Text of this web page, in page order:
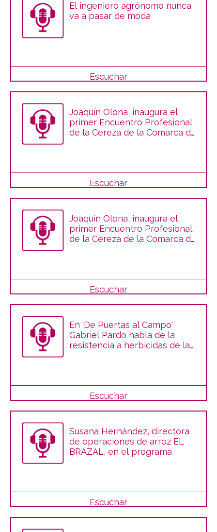
El ingeniero agrónomo nunca
va a pasar de moda
Escuchar
Joaquín Olona, inaugura el
primer Encuentro Profesional
de la Cereza de la Comarca de
Escuchar
Joaquín Olona, inaugura el
primer Encuentro Profesional
de la Cereza de la Comarca de
Escuchar
En 'De Puertas al Campo'
Gabriel Pardo habla de la
resistencia a herbicidas de las
Escuchar
Susana Hernández, directora
de operaciones de arroz EL
BRAZAL, en el programa
Escuchar